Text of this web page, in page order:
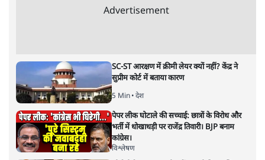
अपूर्वानंद
सत्ता को जवाबदेह बनाने के काम में आधुनिक समाजों के जन संचार
माध्यम भूमिका निभाते हैं। मोरबी के हादसे के बाद उन्होंने जो किया
वह घिनौना ही कहा जा सकता है। कई टीवी चैनलों ने इसके लिए
जनता को जिम्मेदार ठहरा दिया। उनके मुताबिक हिला हिलाकर लोगों
ने पुल तोड़ दिया।